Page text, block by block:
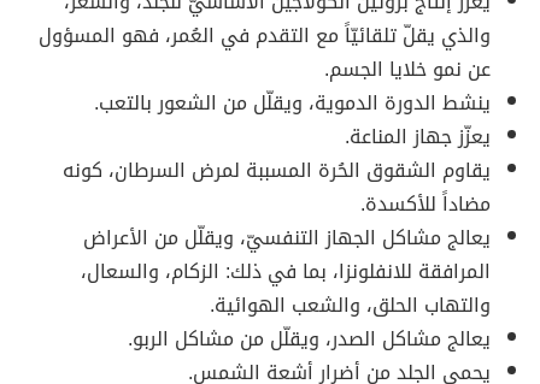
والذي يقلّ تلقائيّاً مع التقدم في العُمر، فهو المسؤول
عن نمو خلايا الجسم.
ينشط الدورة الدموية، ويقلّل من الشعور بالتعب.
يعزّز جهاز المناعة.
يقاوم الشقوق الحُرة المسببة لمرض السرطان، كونه
مضاداً للأكسدة.
يعالج مشاكل الجهاز التنفسيّ، ويقلّل من الأعراض
المرافقة للانفلونزا، بما في ذلك: الزكام، والسعال،
والتهاب الحلق، والشعب الهوائية.
يعالج مشاكل الصدر، ويقلّل من مشاكل الربو.
يحمي الجلد من أضرار أشعة الشمس.